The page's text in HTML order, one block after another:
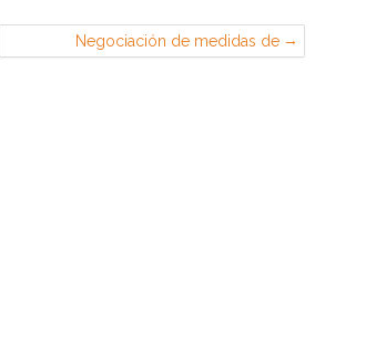
Negociación de medidas de
organización del trabajo